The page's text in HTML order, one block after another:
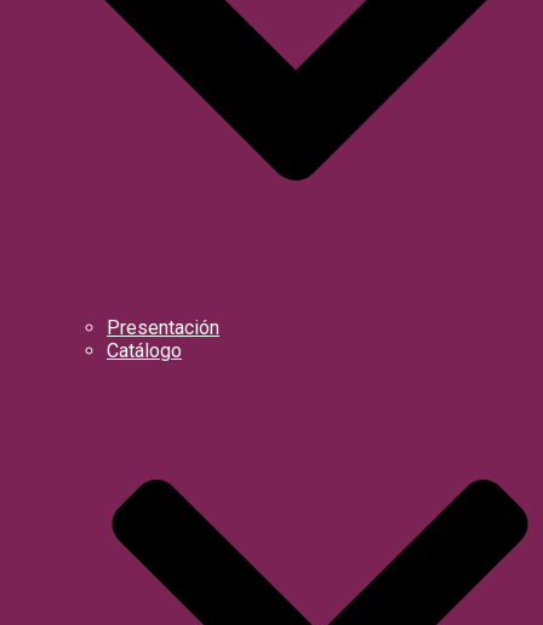
Presentación
Catálogo